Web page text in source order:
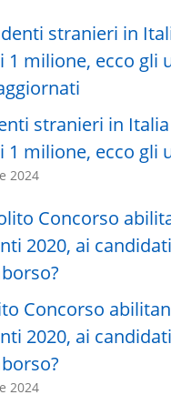
stranieri in
1 milione, ecco gli
2024
Concorso
2020, ai
2024